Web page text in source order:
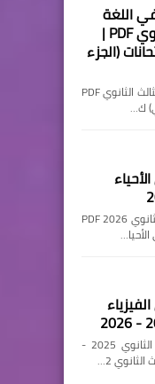
اللغة
العربية للصف الثالث الثانوي PDF |
(الجزء
📘 تحميل كتاب الامتحان في اللغة العربية للصف الثالث الثانوي PDF
ك…
📘 تحميل كتاب الامتحان في الأحياء الصف الثالث الثانوي 2026 PDF
تحميل كتاب الامتحان في الفيزياء للصف الثالث الثانوي 2025 -